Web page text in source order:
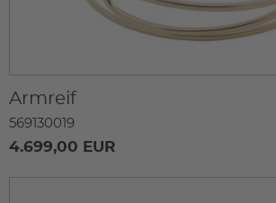
Armreif
569130019
4.699,00 EUR